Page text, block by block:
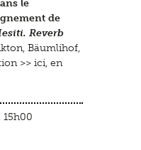
le
de
Reverb
Bäumlihof,
>> ici, en